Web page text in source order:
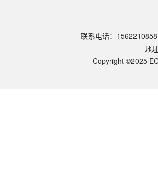
）或在线客服联系我们的技术支持团队
联系电话：
地
Copyright ©2025